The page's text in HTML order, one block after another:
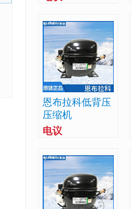
专用机 尼德科
恩布拉科低背压
压缩机
EMT45HLP
EMU55HLP
EMU65HLP
电议